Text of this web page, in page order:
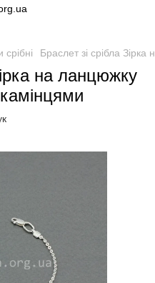
Браслет зі срібла
на ланцюжку
камінцями